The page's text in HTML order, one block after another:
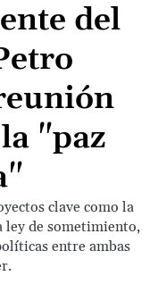
del
"paz
clave como la
de sometimiento,
entre ambas